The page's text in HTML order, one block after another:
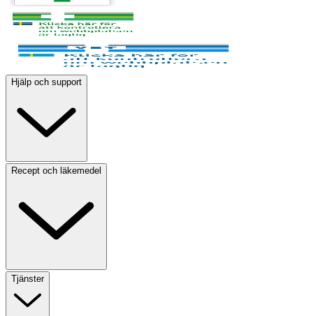
Hjälp och support
Recept och läkemedel
Tjänster